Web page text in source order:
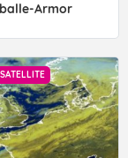
Armor